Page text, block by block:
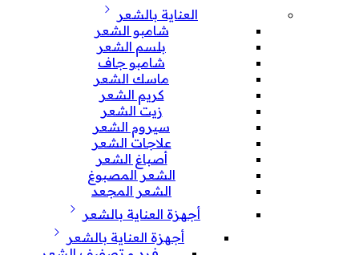
العناية بالشعر
شامبو الشعر
بلسم الشعر
شامبو جاف
ماسك الشعر
كريم الشعر
زيت الشعر
سيروم الشعر
علاجات الشعر
أصباغ الشعر
الشعر المصبوغ
الشعر المجعد
أجهزة العناية بالشعر
أجهزة العناية بالشعر